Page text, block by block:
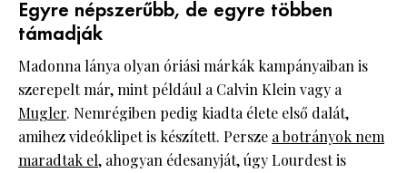
Egyre népszerűbb, de egyre többen
támadják
Madonna lánya olyan óriási márkák kampányaiban is
szerepelt már, mint például a Calvin Klein vagy a
Mugler. Nemrégiben pedig kiadta élete első dalát,
amihez videóklipet is készített. Persze a botrányok nem
maradtak el, ahogyan édesanyját, úgy Lourdest is